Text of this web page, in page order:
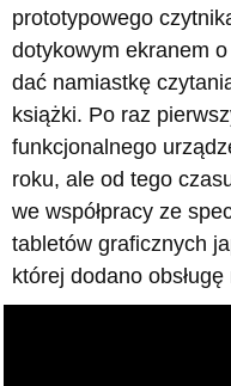
prototypowego
dotykowym ekranem
dać namiastkę
książki. Po raz
funkcjonalnego
roku, ale od tego
we współpracy ze
tabletów graficznych
której dodano obsługę